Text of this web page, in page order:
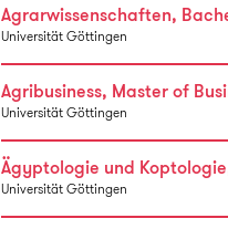
Agrarwissenschaften,
Universität Göttingen
Agribusiness, Master of
Universität Göttingen
Ägyptologie und
Universität Göttingen